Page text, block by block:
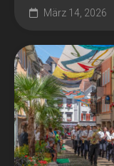
März 14, 2026